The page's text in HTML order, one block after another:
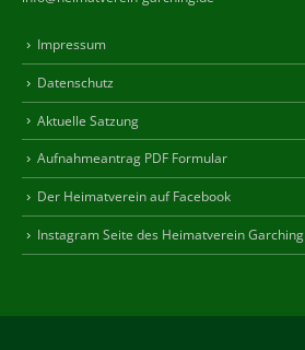
Impressum
Datenschutz
Aktuelle Satzung
Aufnahmeantrag PDF Formular
Der Heimatverein auf Facebook
Instagram Seite des Heimatverein Garching